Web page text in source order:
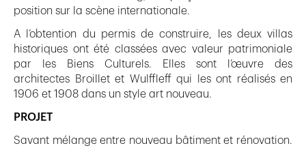
position sur la scène internationale.
A l’obtention du permis de construire, les deux villas
historiques ont été classées avec valeur patrimoniale
par les Biens Culturels. Elles sont l’œuvre des
architectes Broillet et Wulffleff qui les ont réalisés en
1906 et 1908 dans un style art nouveau.
PROJET
Savant mélange entre nouveau bâtiment et rénovation.